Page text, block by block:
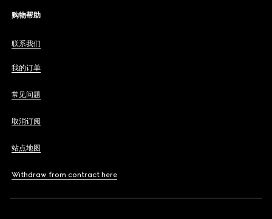
购物帮助
联系我们
我的订单
常见问题
取消订阅
站点地图
Withdraw from contract here